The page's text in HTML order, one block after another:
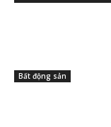
Bất động sản